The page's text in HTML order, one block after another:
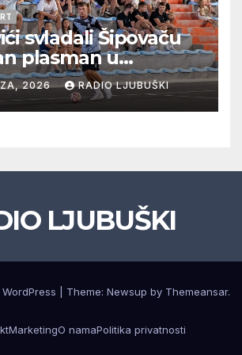
svladali Šipovaču
plasman u
Grab izborio
dalje, Klobuk ispao,
počinje četvrtfinale
2026 RADIO LJUBUŠKI
LJUBUŠKI
Theme: Newsup by Themeansar.
MarketingO namaPolitika privatnosti